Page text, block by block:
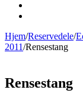
Hjem/Reservedele/
2011/Rensestang
Rensestang